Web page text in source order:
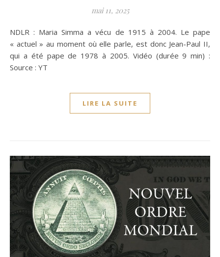
mai 11, 2025
NDLR : Maria Simma a vécu de 1915 à 2004. Le pape
« actuel » au moment où elle parle, est donc Jean-Paul II,
qui a été pape de 1978 à 2005. Vidéo (durée 9 min) :
Source : YT
LIRE LA SUITE